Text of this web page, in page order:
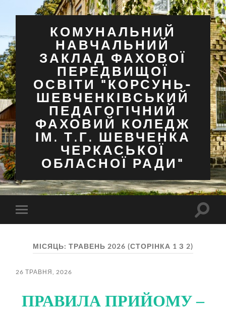
КОМУНАЛЬНИЙ
НАВЧАЛЬНИЙ
ЗАКЛАД ФАХОВОЇ
ПЕРЕДВИЩОЇ
ОСВІТИ "КОРСУНЬ-
ШЕВЧЕНКІВСЬКИЙ
ПЕДАГОГІЧНИЙ
ФАХОВИЙ КОЛЕДЖ
ІМ. Т.Г. ШЕВЧЕНКА
ЧЕРКАСЬКОЇ
ОБЛАСНОЇ РАДИ"
Перемкнути
мобільне
МІСЯЦЬ: ТРАВЕНЬ 2026 (СТОРІНКА 1 З 2)
26 ТРАВНЯ, 2026
ПРАВИЛА ПРИЙОМУ –